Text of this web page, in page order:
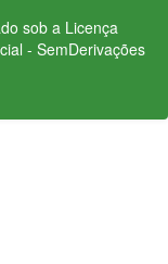
sob a Licença
- SemDerivações